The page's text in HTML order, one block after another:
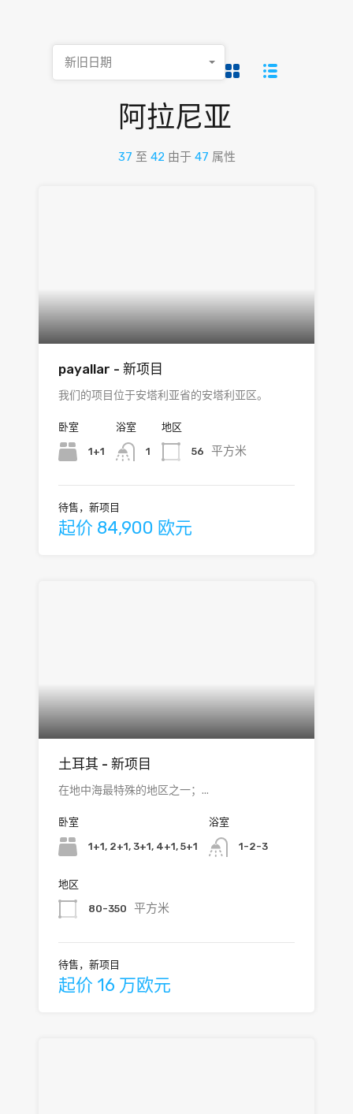
阿拉尼亚
37 至 42 由于 47 属性
新旧日期
payallar - 新项目
我们的项目位于安塔利亚省的安塔利亚区。
卧室
1+1
浴室
1
地区
56 平方米
待售，新项目
起价 84,900 欧元
土耳其 - 新项目
在地中海最特殊的地区之一；...
卧室
1+1, 2+1, 3+1, 4+1, 5+1
浴室
1-2-3
地区
80-350 平方米
待售，新项目
起价 16 万欧元